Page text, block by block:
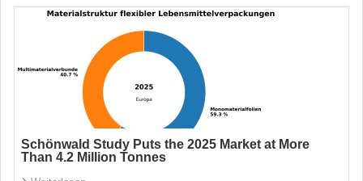
Schönwald Study Puts the 2025 Market at More
Than 4.2 Million Tonnes